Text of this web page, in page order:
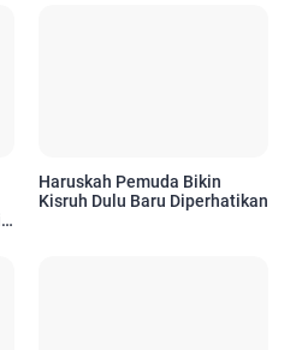
Haruskah Pemuda Bikin
Kisruh Dulu Baru Diperhatikan